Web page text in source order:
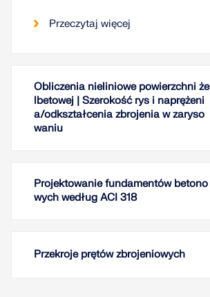
Przeczytaj więcej
Obliczenia nieliniowe powierzchni że
lbetowej | Szerokość rys i naprężeni
a/odkształcenia zbrojenia w zaryso
waniu
Projektowanie fundamentów betono
wych według ACI 318
Przekroje prętów zbrojeniowych